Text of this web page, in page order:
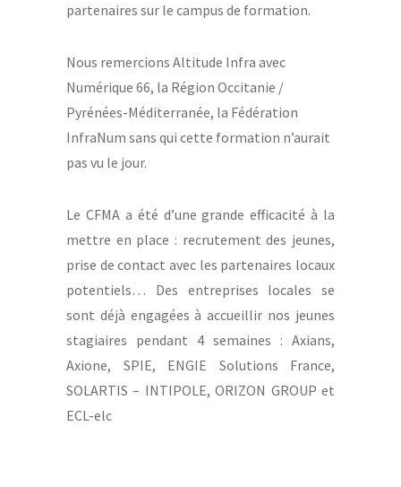
partenaires sur le campus de formation.
Nous remercions Altitude Infra avec
Numérique 66, la Région Occitanie /
Pyrénées-Méditerranée, la Fédération
InfraNum sans qui cette formation n’aurait
pas vu le jour.
Le CFMA a été d’une grande efficacité à la
mettre en place : recrutement des jeunes,
prise de contact avec les partenaires locaux
potentiels… Des entreprises locales se
sont déjà engagées à accueillir nos jeunes
stagiaires pendant 4 semaines : Axians,
Axione, SPIE, ENGIE Solutions France,
SOLARTIS – INTIPOLE, ORIZON GROUP et
ECL-elc